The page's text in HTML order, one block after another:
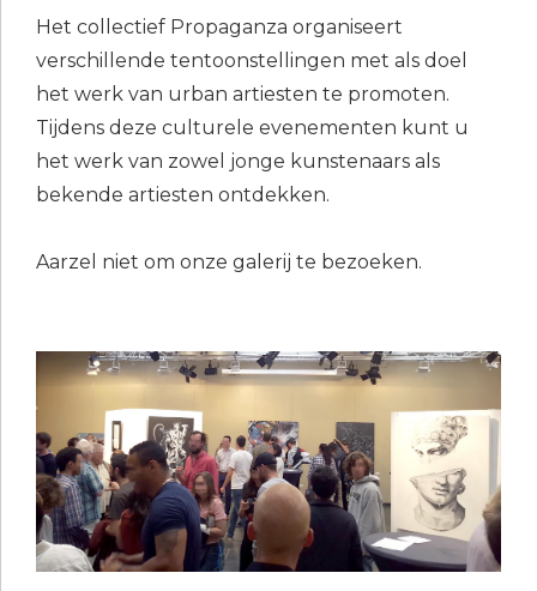
Het collectief Propaganza organiseert
verschillende tentoonstellingen met als doel
het werk van urban artiesten te promoten.
Tijdens deze culturele evenementen kunt u
het werk van zowel jonge kunstenaars als
bekende artiesten ontdekken.
Aarzel niet om onze galerij te bezoeken.